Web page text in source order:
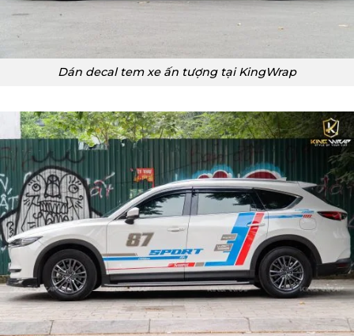
Dán decal tem xe ấn tượng tại KingWrap